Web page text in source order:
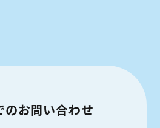
のお問い合わせ